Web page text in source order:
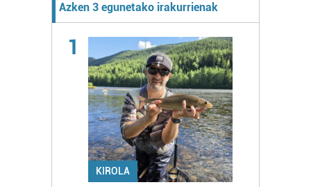
Azken 3 egunetako irakurrienak
1
KIROLA